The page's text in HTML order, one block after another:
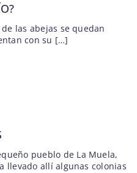
las abejas se quedan
con su […]
pueblo de La Muela,
llevado allí algunas colonias